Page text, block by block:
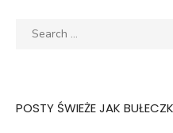
Search
POSTY ŚWIEŻE JAK